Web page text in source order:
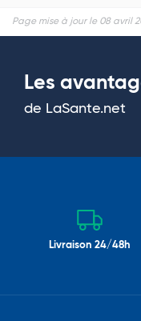
Page mise à jour le 08 avril
Les
de LaSante.net
Livraison 24/48h